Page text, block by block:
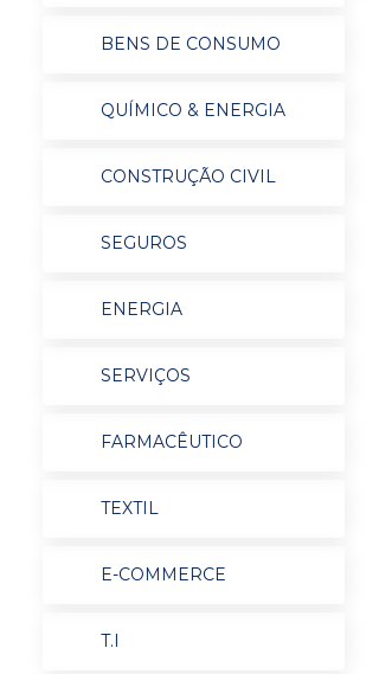
BENS DE CONSUMO
QUÍMICO & ENERGIA
CONSTRUÇÃO CIVIL
SEGUROS
ENERGIA
SERVIÇOS
FARMACÊUTICO
TEXTIL
E-COMMERCE
T.I